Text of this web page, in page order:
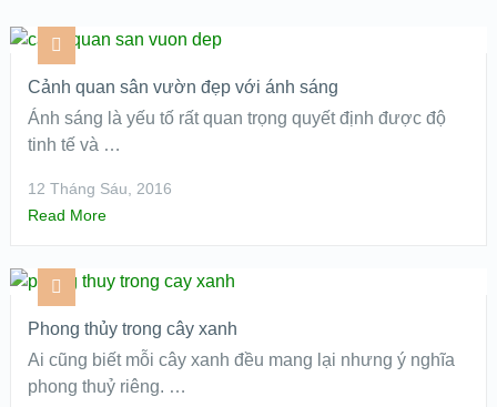
Cảnh quan sân vườn đẹp với ánh sáng
Ánh sáng là yếu tố rất quan trọng quyết định được độ
tinh tế và …
12 Tháng Sáu, 2016
Read More
Phong thủy trong cây xanh
Ai cũng biết mỗi cây xanh đều mang lại nhưng ý nghĩa
phong thuỷ riêng. …